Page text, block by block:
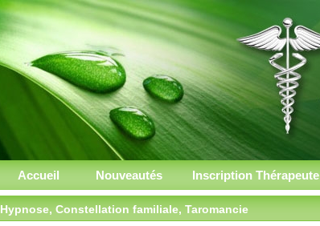
Accueil Nouveautés Inscription Thérapeute
Hypnose, Constellation familiale, Taromancie